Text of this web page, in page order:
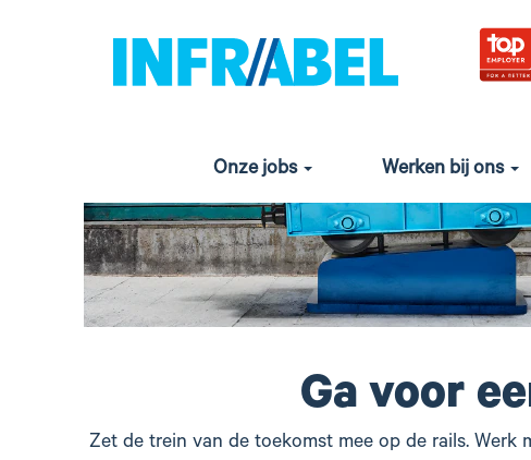
Onze jobs Werken bij ons
Ga voor
Zet de trein van de toekomst mee op de rails.